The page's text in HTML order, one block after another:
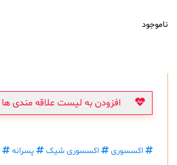
ناموجود
افزودن به لیست علاقه مندی ها
اکسسوری اکسسوری شیک پسرانه